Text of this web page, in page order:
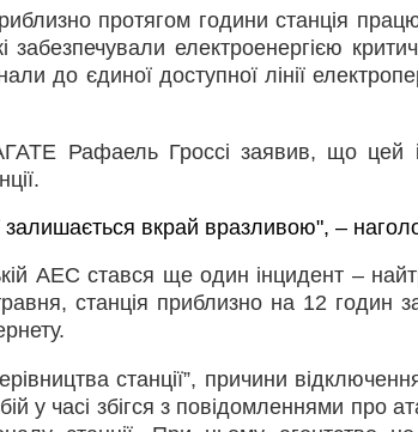
протягом години станція
забезпечували електроенергією
до єдиної доступної лінії
Рафаель Гроссі заявив, що цей
залишається вкрай вразливою", –
АЕС стався ще один інцидент –
станція приблизно на 12 годин
станції”, причини
у часі збігся з повідомленнями про